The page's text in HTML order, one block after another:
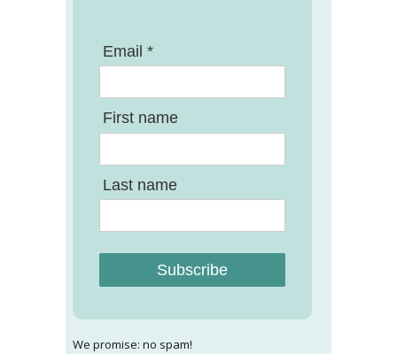
Email *
First name
Last name
Subscribe
We promise: no spam!